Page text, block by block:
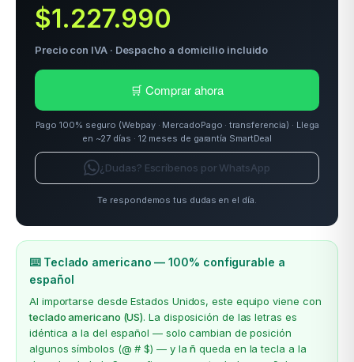
$1.227.990
Precio con IVA · Despacho a domicilio incluido
🛒 Comprar ahora
Pago 100% seguro (Webpay · MercadoPago · transferencia) · Llega
en ~27 días · 12 meses de garantía SmartDeal
¿Dudas? Escríbenos por WhatsApp
Te respondemos tus dudas en el día.
⌨️ Teclado americano — 100% configurable a
español
Al importarse desde Estados Unidos, este equipo viene con
teclado americano (US). La disposición de las letras es
idéntica a la del español — solo cambian de posición
algunos símbolos (@ # $) — y lañ queda en la tecla a la